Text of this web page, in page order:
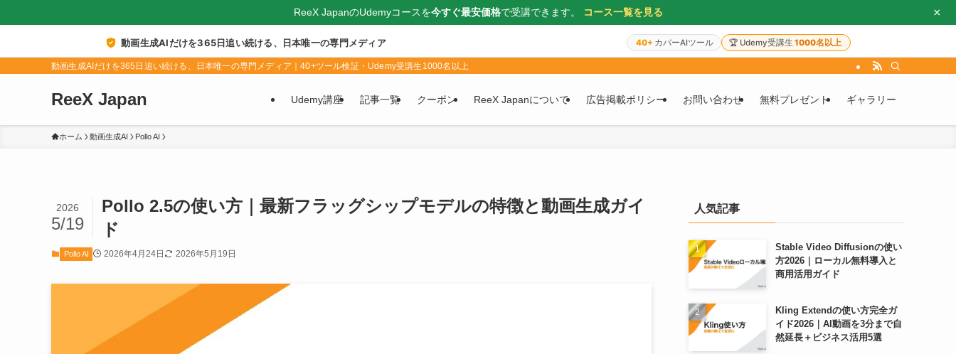
動画生成AIだけを365日追い続ける、日本唯一の専門メディア 40+ カバーAIツール 🏆 Udemy受講生 1000名以上
動画生成AIだけを365日追い続ける、日本唯一の専門メディア｜40+ツール検証・Udemy受講生1000名以上
ReeX Japan Udemy講座 記事一覧 クーポン ReeX Japanについて 広告掲載ポリシー お問い合わせ 無料プレゼント ギャラリー
ホーム 動画生成AI Pollo AI
Pollo 2.5の使い方｜最新フラッグシップモデルの特徴と動画生成ガイ
ド
2026
5/19
Pollo AI 2026年4月24日 2026年5月19日
人気記事
Stable Video Diffusionの使い
方2026｜ローカル無料導入と
商用活用ガイド
Kling Extendの使い方完全ガ
イド2026｜AI動画を3分まで自
然延長＋ビジネス活用5選
ReeX JapanのUdemyコースを今すぐ最安価格で受講できます。 コース一覧を見る ×